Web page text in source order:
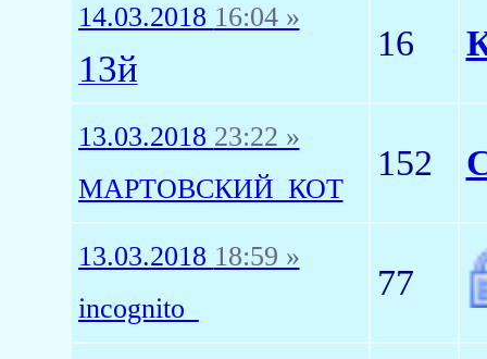
14.03.2018 16:04 »
13й
16
13.03.2018 23:22 »
МАРТОВСКИЙ_КОТ
152
13.03.2018 18:59 »
incognito_
77